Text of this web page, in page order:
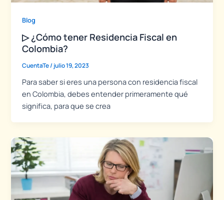
Blog
▷ ¿Cómo tener Residencia Fiscal en
Colombia?
CuentaTe/ julio 19, 2023
Para saber si eres una persona con residencia fiscal
en Colombia, debes entender primeramente qué
significa, para que se crea